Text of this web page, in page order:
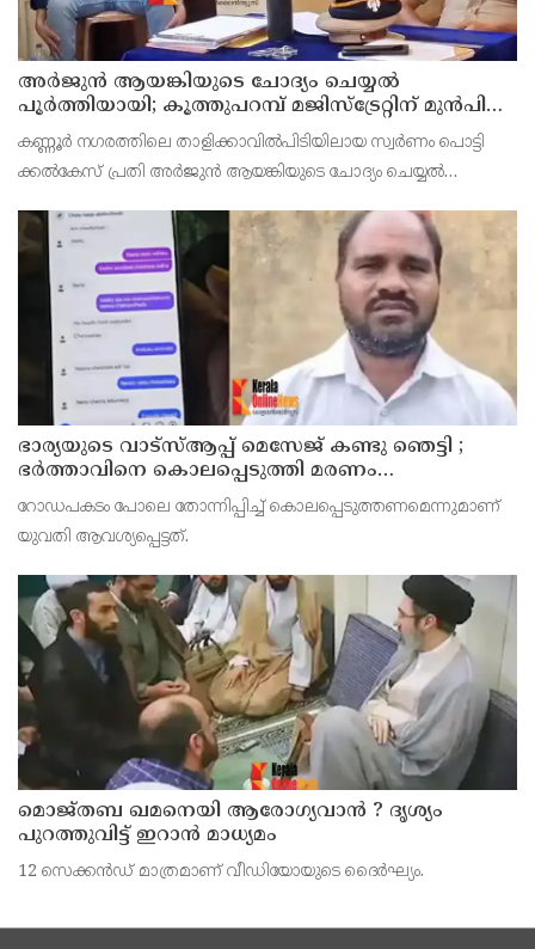
അര്‍ജുന്‍ ആയങ്കിയുടെ ചോദ്യം ചെയ്യല്‍
പൂര്‍ത്തിയായി; കൂത്തുപറമ്പ് മജിസ്ട്രേറ്റിന് മുൻപില്‍
ഹാജരാക്കും
കണ്ണൂർ നഗരത്തിലെ താളിക്കാവിൽപിടിയിലായ സ്വർണം പൊട്ടി
ക്കൽകേസ് പ്രതി അര്‍ജുന്‍ ആയങ്കിയുടെ ചോദ്യം ചെയ്യല്‍
ഭാര്യയുടെ വാട്സ്ആപ്പ് മെസേജ് കണ്ടു ഞെട്ടി ;
ഭര്‍ത്താവിനെ കൊലപ്പെടുത്തി മരണം
റോഡപകടമാക്കി മാറ്റാന്‍ കാമുകനുമായി
പദ്ധതിയിട്ട യുവതിയും സുഹൃത്തും ഒളിവില്‍
റോഡപകടം പോലെ തോന്നിപ്പിച്ച് കൊലപ്പെടുത്തണമെന്നുമാണ്
യുവതി ആവശ്യപ്പെട്ടത്.
മൊജ്തബ ഖമനെയി ആരോഗ്യവാന്‍ ? ദൃശ്യം
പുറത്തുവിട്ട് ഇറാന്‍ മാധ്യമം
12 സെക്കന്‍ഡ് മാത്രമാണ് വീഡിയോയുടെ ദൈര്‍ഘ്യം.